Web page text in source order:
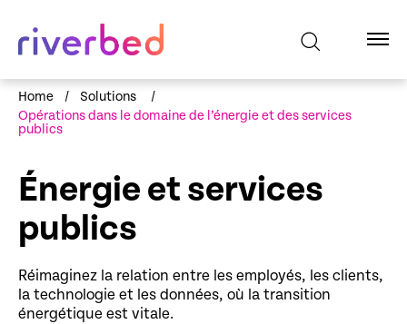
Home / Solutions
/
Opérations dans le domaine de l’énergie et des services
publics
Énergie et services
publics
Réimaginez la relation entre les employés, les clients,
la technologie et les données, où la transition
énergétique est vitale.